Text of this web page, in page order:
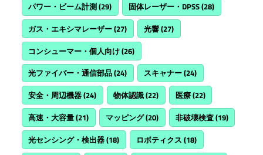
パワー・ビーム計測(29) 固体レーザー・DPSS(28)
ガス・エキシマレーザー(27) 光響(27)
コンシューマー・個人向け(26)
光ファイバー・通信部品(24) スキャナー(24)
安全・周辺機器(24) 物体認識(22) 医療(22)
高速・大容量(21) マッピング(20) 非破壊検査(19)
光センシング・検出器(18) ロボティクス (18)